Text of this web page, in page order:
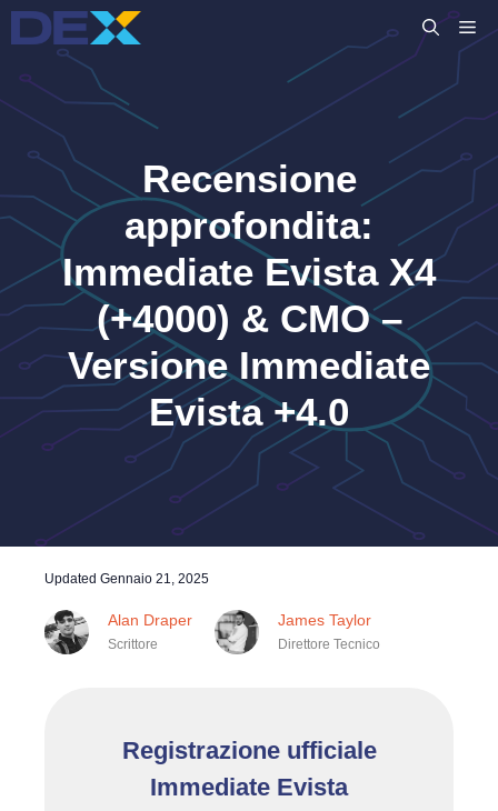
Vai
al
contenuto
Recensione
approfondita:
Immediate Evista X4
(+4000) & CMO –
Versione Immediate
Evista +4.0
Updated Gennaio 21, 2025
Alan Draper
Scrittore
James Taylor
Direttore Tecnico
Registrazione ufficiale
Immediate Evista